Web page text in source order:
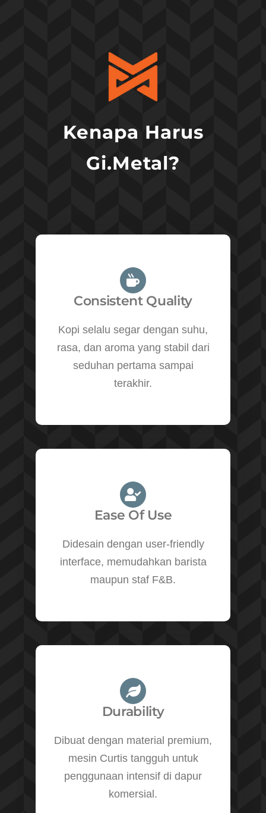
Kenapa Harus
Gi.Metal?
Consistent Quality
Kopi selalu segar dengan suhu,
rasa, dan aroma yang stabil dari
seduhan pertama sampai
terakhir.
Ease Of Use
Didesain dengan user-friendly
interface, memudahkan barista
maupun staf F&B.
Durability
Dibuat dengan material premium,
mesin Curtis tangguh untuk
penggunaan intensif di dapur
komersial.